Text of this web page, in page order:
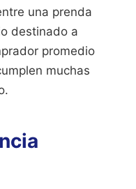
una prenda
destinado a
promedio
muchas